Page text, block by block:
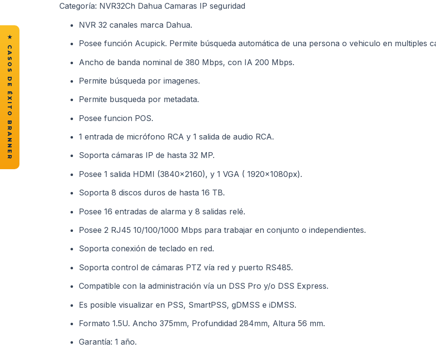
Categoría: NVR32Ch Dahua Camaras IP seguridad
NVR 32 canales marca Dahua.
Posee función Acupick. Permite búsqueda automática de una persona o vehiculo en multiples
Ancho de banda nominal de 380 Mbps, con IA 200 Mbps.
Permite búsqueda por imagenes.
Permite busqueda por metadata.
Posee funcion POS.
1 entrada de micrófono RCA y 1 salida de audio RCA.
Soporta cámaras IP de hasta 32 MP.
Posee 1 salida HDMI (3840×2160), y 1 VGA ( 1920x1080px).
Soporta 8 discos duros de hasta 16 TB.
Posee 16 entradas de alarma y 8 salidas relé.
Posee 2 RJ45 10/100/1000 Mbps para trabajar en conjunto o independientes.
Soporta conexión de teclado en red.
Soporta control de cámaras PTZ vía red y puerto RS485.
Compatible con la administración vía un DSS Pro y/o DSS Express.
Es posible visualizar en PSS, SmartPSS, gDMSS e iDMSS.
Formato 1.5U. Ancho 375mm, Profundidad 284mm, Altura 56 mm.
Garantía: 1 año.
★ CASOS DE ÉXITO BRANNER